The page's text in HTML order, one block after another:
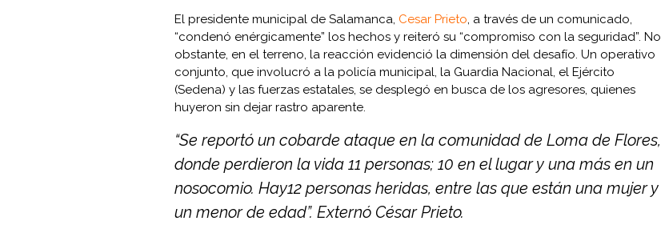
El presidente municipal de Salamanca, Cesar Prieto, a través de un comunicado,
“condenó enérgicamente” los hechos y reiteró su “compromiso con la seguridad”. No
obstante, en el terreno, la reacción evidenció la dimensión del desafío. Un operativo
conjunto, que involucró a la policía municipal, la Guardia Nacional, el Ejército
(Sedena) y las fuerzas estatales, se desplegó en busca de los agresores, quienes
huyeron sin dejar rastro aparente.
“Se reportó un cobarde ataque en la comunidad de Loma de Flores,
donde perdieron la vida 11 personas; 10 en el lugar y una más en un
nosocomio. Hay12 personas heridas, entre las que están una mujer y
un menor de edad”. Externó César Prieto.